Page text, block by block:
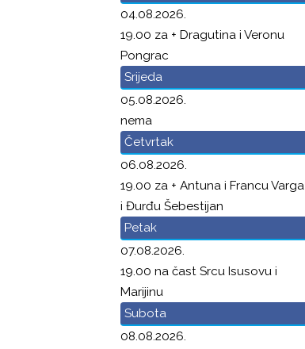
04.08.2026.
19.00 za + Dragutina i Veronu
Pongrac
Srijeda
05.08.2026.
nema
Četvrtak
06.08.2026.
19.00 za + Antuna i Francu Varga
i Đurđu Šebestijan
Petak
07.08.2026.
19.00 na čast Srcu Isusovu i
Marijinu
Subota
08.08.2026.